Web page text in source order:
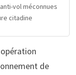
vol méconnues
citadine
de